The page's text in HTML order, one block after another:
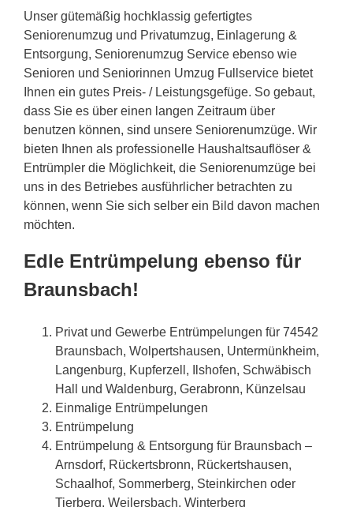
Unser gütemäßig hochklassig gefertigtes
Seniorenumzug und Privatumzug, Einlagerung &
Entsorgung, Seniorenumzug Service ebenso wie
Senioren und Seniorinnen Umzug Fullservice bietet
Ihnen ein gutes Preis- / Leistungsgefüge. So gebaut,
dass Sie es über einen langen Zeitraum über
benutzen können, sind unsere Seniorenumzüge. Wir
bieten Ihnen als professionelle Haushaltsauflöser &
Entrümpler die Möglichkeit, die Seniorenumzüge bei
uns in des Betriebes ausführlicher betrachten zu
können, wenn Sie sich selber ein Bild davon machen
möchten.
Edle Entrümpelung ebenso für
Braunsbach!
Privat und Gewerbe Entrümpelungen für 74542
Braunsbach, Wolpertshausen, Untermünkheim,
Langenburg, Kupferzell, Ilshofen, Schwäbisch
Hall und Waldenburg, Gerabronn, Künzelsau
Einmalige Entrümpelungen
Entrümpelung
Entrümpelung & Entsorgung für Braunsbach –
Arnsdorf, Rückertsbronn, Rückertshausen,
Schaalhof, Sommerberg, Steinkirchen oder
Tierberg, Weilersbach, Winterberg